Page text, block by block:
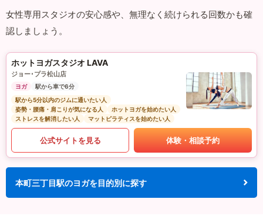
女性専用スタジオの安心感や、無理なく続けられる回数かも確
認しましょう。
ホットヨガスタジオ LAVA
ジョー･プラ松山店
ヨガ
駅から車で6分
駅から5分以内のジムに通いたい人
姿勢・腰痛・肩こりが気になる人
ホットヨガを始めたい人
ストレスを解消したい人
マットピラティスを始めたい人
公式サイトを見る 体験・相談予約
本町三丁目駅のヨガを目的別に探す